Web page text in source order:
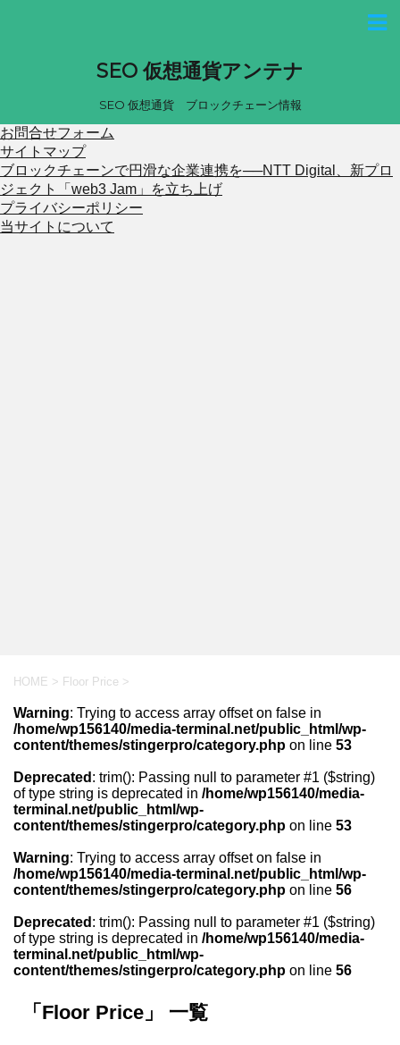
SEO 仮想通貨アンテナ
SEO 仮想通貨 ブロックチェーン情報
お問合せフォーム
サイトマップ
ブロックチェーンで円滑な企業連携を──NTT Digital、新プロ
ジェクト「web3 Jam」を立ち上げ
プライバシーポリシー
当サイトについて
HOME > Floor Price >
Warning: Trying to access array offset on false in
/home/wp156140/media-terminal.net/public_html/wp-
content/themes/stingerpro/category.php on line 53
Deprecated : trim(): Passing null to parameter #1 ($string)
of type string is deprecated in /home/wp156140/media-
terminal.net/public_html/wp-
content/themes/stingerpro/category.php on line 53
Warning: Trying to access array offset on false in
/home/wp156140/media-terminal.net/public_html/wp-
content/themes/stingerpro/category.php on line 56
Deprecated : trim(): Passing null to parameter #1 ($string)
of type string is deprecated in /home/wp156140/media-
terminal.net/public_html/wp-
content/themes/stingerpro/category.php on line 56
「Floor Price」 一覧